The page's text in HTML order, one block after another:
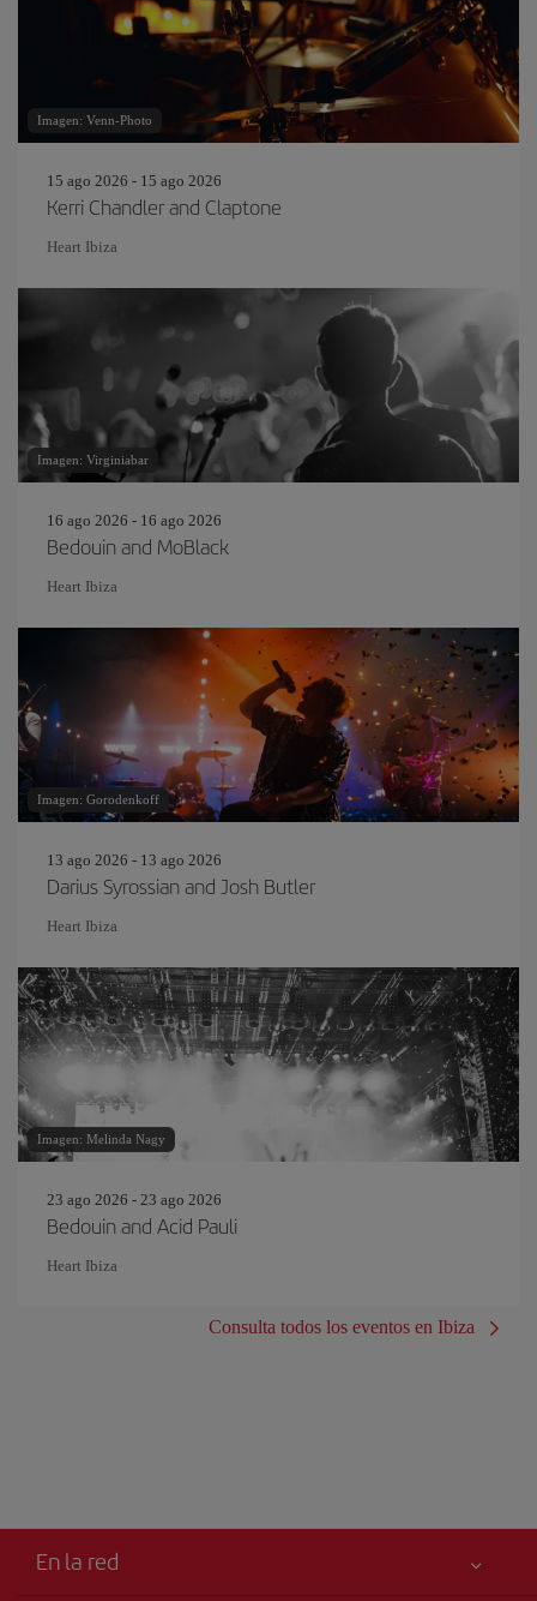
Imagen: Venn-Photo
15 ago 2026 - 15 ago 2026
Kerri Chandler and Claptone
Heart Ibiza
Imagen: Virginiabar
16 ago 2026 - 16 ago 2026
Bedouin and MoBlack
Heart Ibiza
Imagen: Gorodenkoff
13 ago 2026 - 13 ago 2026
Darius Syrossian and Josh Butler
Heart Ibiza
Imagen: Melinda Nagy
23 ago 2026 - 23 ago 2026
Bedouin and Acid Pauli
Heart Ibiza
Consulta todos los eventos en Ibiza
En la red